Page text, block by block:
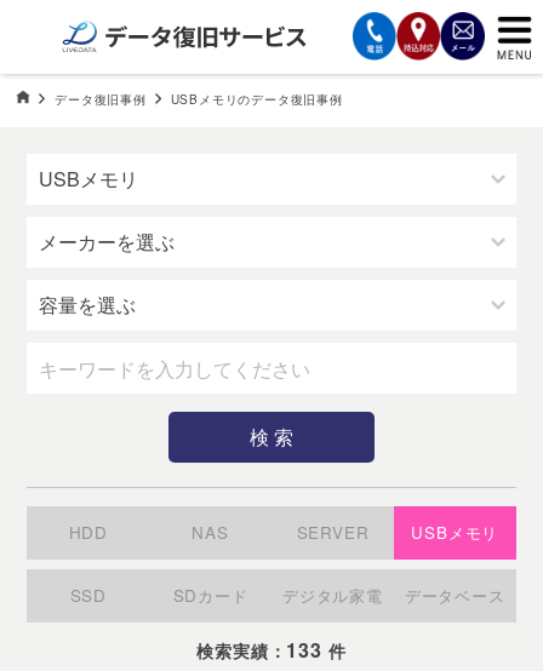
サービスの案内
データ復旧HOME
データ復旧事例 USBメモリのデータ復旧事例
USBメモリのデータ復旧事
HDD NAS SERVER USBメモリ
SSD SDカード デジタル家電 データベース
検索実績： 133 件